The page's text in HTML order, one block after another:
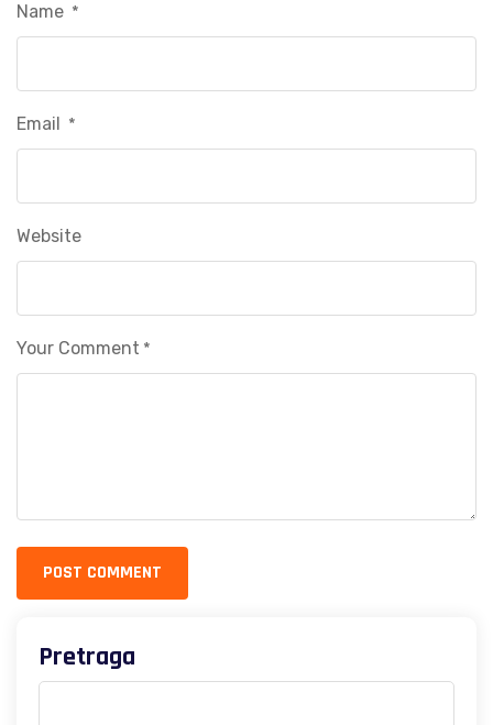
Name *
Email *
Website
Your Comment *
POST COMMENT
Pretraga